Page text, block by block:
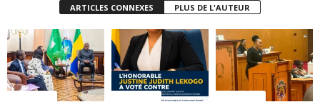
ARTICLES CONNEXES PLUS DE L'AUTEUR